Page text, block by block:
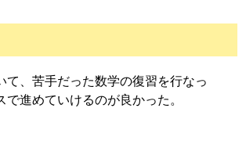
、苦手だった数学の復習を行なっ
進めていけるのが良かった。